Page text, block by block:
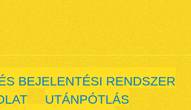
BEJELENTÉSI RENDSZER
UTÁNPÓTLÁS